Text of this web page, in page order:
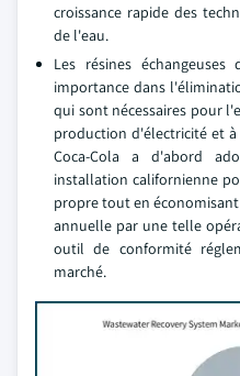
croissance rapide des
de l'eau.
Les résines
importance dans
qui sont nécessaires pour
production d'électricité et
Coca-Cola a d'abord
installation californienne
propre tout en
annuelle par une telle
outil de conformité
marché.